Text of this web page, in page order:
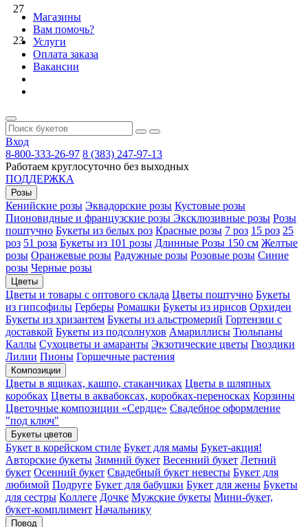
Магазины
Вам помочь?
Услуги
Оплата заказа
Вакансии
Вход
8-800-333-26-97 8 (383) 247-97-13
Работаем круглосуточно без выходных
ПОДДЕРЖКА
Розы
Кенийские розы Эквадорские розы Кустовые розы
Пионовидные и французские розы Эксклюзивные розы Розы
поштучно Букеты из белых роз Красные розы 7 роз 15 роз 25
роз 51 роза Букеты из 101 розы Длинные Розы 150 см Желтые
розы Оранжевые розы Радужные розы Розовые розы Синие
розы Черные розы
Цветы
Цветы и товары с оптового склада Цветы поштучно Букеты
из гипсофилы Герберы Ромашки Букеты из ирисов Орхидеи
Букеты из хризантем Букеты из альстромерий Гортензии с
доставкой Букеты из подсолнухов Амариллисы Тюльпаны
Каллы Сухоцветы и амаранты Экзотические цветы Гвоздики
Лилии Пионы Горшечные растения
Композиции
Цветы в ящиках, кашпо, стаканчиках Цветы в шляпных
коробках Цветы в аквабоксах, коробках-переносках Корзины
Цветочные композиции «Сердце» Свадебное оформление
"под ключ"
Букеты цветов
Букет в корейском стиле Букет для мамы Букет-акция!
Авторские букеты Зимний букет Весенний букет Летний
букет Осенний букет Свадебный букет невесты Букет для
любимой Подруге Букет для бабушки Букет для жены Букеты
для сестры Коллеге Дочке Мужские букеты Мини-букет,
букет-комплимент Начальнику
Повод
27
23